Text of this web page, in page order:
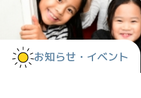
お知らせ・イベント